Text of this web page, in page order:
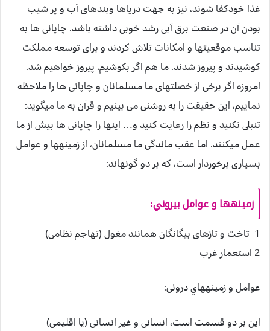
غذا خودكفا شوند، نيز به جهت درياها وبندهاى اّب و پر شيب
بودن آن در صنعت برق آبى رشد خوبى داشته باشد. چاپانى ها به
تناسب موقعيت‏ها و امكانات تلاش كردند و براى توسعه مملكت
كوشيدند و پيروز شدند. ما هم اگر بكوشيم، پيروز خواهيم شد.
امروزه اگر برخى از خصلت‏هاى ما مسلمانان و چاپانى ها را ملاحظه
نماييم، اين حقيقت را به روشنى مى بينيم و قرآن به ما ميگويد:
تنبلى نكنيد و نظم را رعايت كنيد و… اين‏ها را چاپانى ها بيش از ما
عمل ميكنند. اما عقب ماندگى ما مسلمانان، از زمينه‏ها و عوامل
بسيارى برخوردار است، كه بر دو گونه‏اند:
زمينه‏ها و عوامل بيروني:
1 تاخت و تازهاى بيگانگان همانند مغول (تهاجم نظامى)
2 استعمار غرب
عوامل و زمينه‏هاي درونى:
اين بر دو قسمت است، انسانى و غير انسانى (يا اقليمى)